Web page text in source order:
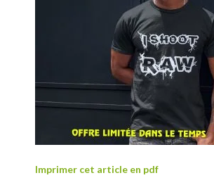
Imprimer cet article en pdf